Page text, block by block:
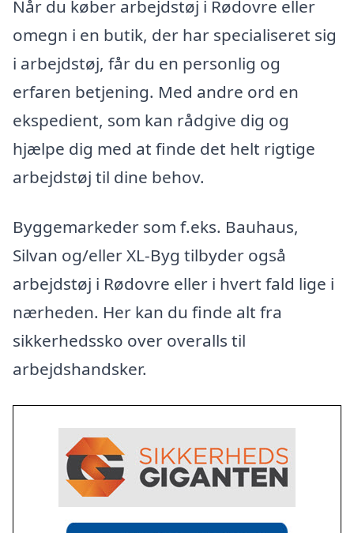
Når du køber arbejdstøj i Rødovre eller
omegn i en butik, der har specialiseret sig
i arbejdstøj, får du en personlig og
erfaren betjening. Med andre ord en
ekspedient, som kan rådgive dig og
hjælpe dig med at finde det helt rigtige
arbejdstøj til dine behov.
Byggemarkeder som f.eks. Bauhaus,
Silvan og/eller XL-Byg tilbyder også
arbejdstøj i Rødovre eller i hvert fald lige i
nærheden. Her kan du finde alt fra
sikkerhedssko over overalls til
arbejdshandsker.